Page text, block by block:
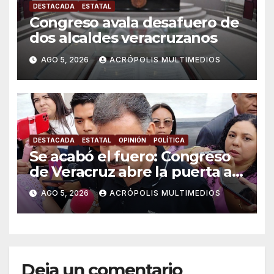
DESTACADA ESTATAL
Congreso avala desafuero de
dos alcaldes veracruzanos
AGO 5, 2026 ACRÓPOLIS MULTIMEDIOS
DESTACADA ESTATAL OPINIÓN POLÍTICA
Se acabó el fuero: Congreso
de Veracruz abre la puerta a
proceso penal contra alcalde
de Úrsulo Galván
AGO 5, 2026 ACRÓPOLIS MULTIMEDIOS
Deja un comentario